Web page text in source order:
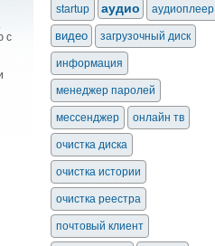
с
startup аудио аудиоплеер
видео загрузочный диск
информация
менеджер паролей
мессенджер онлайн тв
очистка диска
очистка истории
очистка реестра
почтовый клиент